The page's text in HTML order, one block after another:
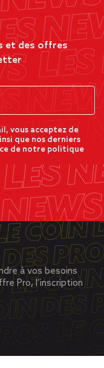
et des offres
vous acceptez de
que nos derniers
de notre politique
à vos besoins
Pro, l’inscription